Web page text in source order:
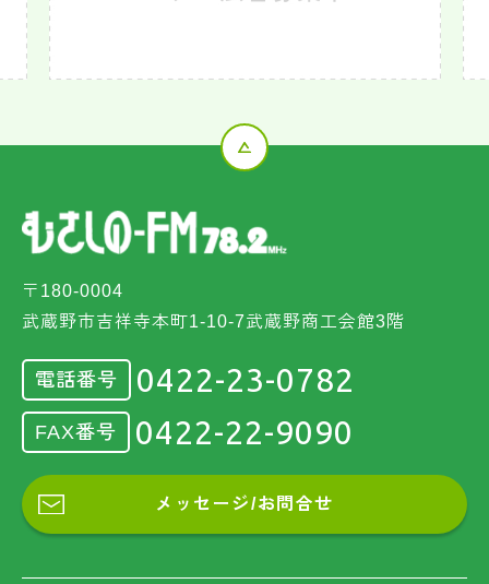
〒180-0004
武蔵野市吉祥寺本町1-10-7武蔵野商工会館3階
電話番号 0422-23-0782
FAX番号 0422-22-9090
メッセージ/お問合せ